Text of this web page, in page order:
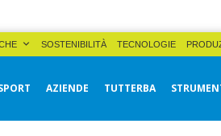
SOSTENIBILITÀ TECNOLOGIE
AZIENDE TUTTERBA